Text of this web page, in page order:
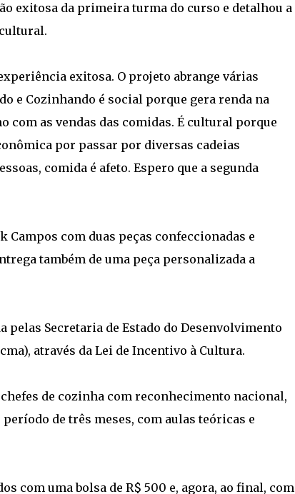
exitosa da primeira turma do curso e detalhou a
exitosa. O projeto abrange várias
e Cozinhando é social porque gera renda na
as vendas das comidas. É cultural porque
por passar por diversas cadeias
comida é afeto. Espero que a segunda
com duas peças confeccionadas e
também de uma peça personalizada a
Secretaria de Estado do Desenvolvimento
através da Lei de Incentivo à Cultura.
de cozinha com reconhecimento nacional,
de três meses, com aulas teóricas e
com uma bolsa de R$ 500 e, agora, ao final, com